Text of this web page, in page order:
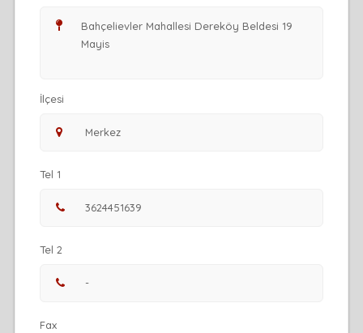
İlçesi
Tel 1
Tel 2
Fax